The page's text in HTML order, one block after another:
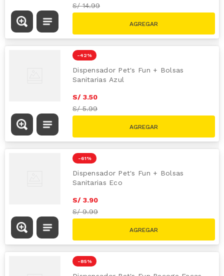
S/14.99
-42 %
Dispensador Pet's Fun + Bolsas
Sanitarias Azul
S/ 3.50
S/5.99
-61 %
Dispensador Pet's Fun + Bolsas
Sanitarias Eco
S/ 3.90
S/9.99
-85 %